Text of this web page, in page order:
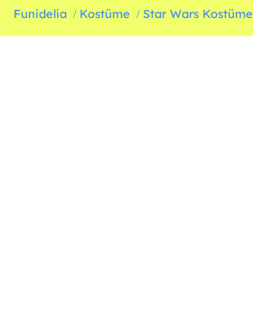
Funidelia Kostüme Star Wars Kostüme